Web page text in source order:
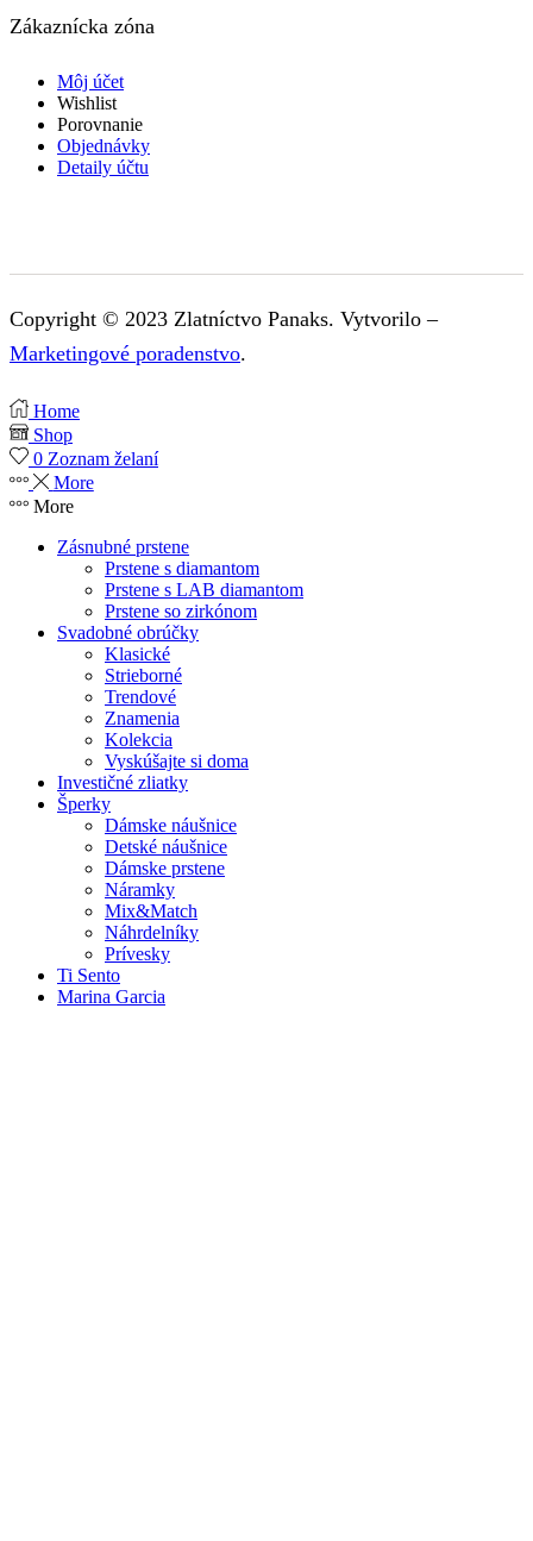
Zákaznícka zóna
Môj účet
Wishlist
Porovnanie
Objednávky
Detaily účtu
Copyright © 2023 Zlatníctvo Panaks. Vytvorilo –
Marketingové poradenstvo.
Home
Shop
0 Zoznam želaní
More
More
Zásnubné prstene
Prstene s diamantom
Prstene s LAB diamantom
Prstene so zirkónom
Svadobné obrúčky
Klasické
Strieborné
Trendové
Znamenia
Kolekcia
Vyskúšajte si doma
Investičné zliatky
Šperky
Dámske náušnice
Detské náušnice
Dámske prstene
Náramky
Mix&Match
Náhrdelníky
Prívesky
Ti Sento
Marina Garcia